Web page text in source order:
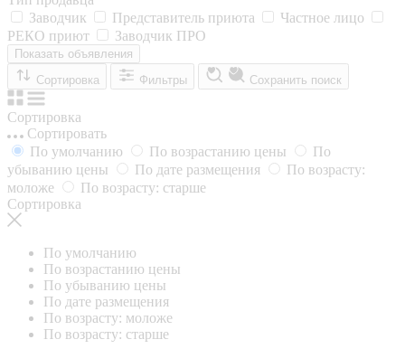
Заводчик
Представитель приюта
Частное лицо
РЕКО приют
Заводчик ПРО
Показать объявления
Сортировка
Фильтры Сохранить поиск
Сортировка
Сортировать
По умолчанию
По возрастанию цены
По
убыванию цены
По дате размещения
По возрасту:
моложе
По возрасту: старше
Сортировка
По умолчанию
По возрастанию цены
По убыванию цены
По дате размещения
По возрасту: моложе
По возрасту: старше